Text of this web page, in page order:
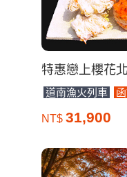
特惠戀上櫻花
道南漁火列車
NT$ 31,900